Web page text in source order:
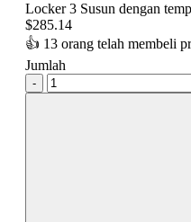
Locker 3 Susun dengan
$285.14
👍 13 orang telah membeli
Jumlah
-